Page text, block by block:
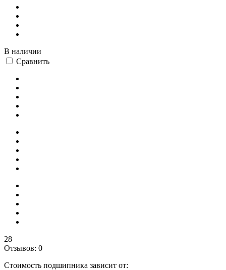
В наличии
Сравнить
28
Отзывов: 0
Стоимость подшипника зависит от: